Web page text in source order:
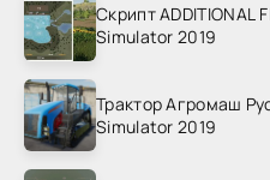
Скрипт ADDITIONAL
Simulator 2019
Трактор Агромаш
Simulator 2019